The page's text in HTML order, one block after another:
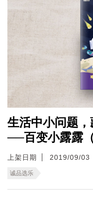
生活中小问题
──百变小露露（
上架日期 2019/09/03
诚品选乐